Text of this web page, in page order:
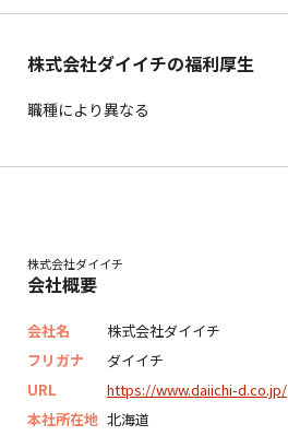
株式会社ダイイチの福利厚生
職種により異なる
株式会社ダイイチ
会社概要
会社名
株式会社ダイイチ
フリガナ
ダイイチ
URL
https://www.daiichi-d.co.jp/
本社所在地 北海道